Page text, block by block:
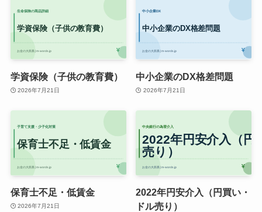
学資保険（子供の教育費）
2026年7月21日
中小企業のDX格差問題
2026年7月21日
保育士不足・低賃金
2026年7月21日
2022年円安介入（円買い・
ドル売り）